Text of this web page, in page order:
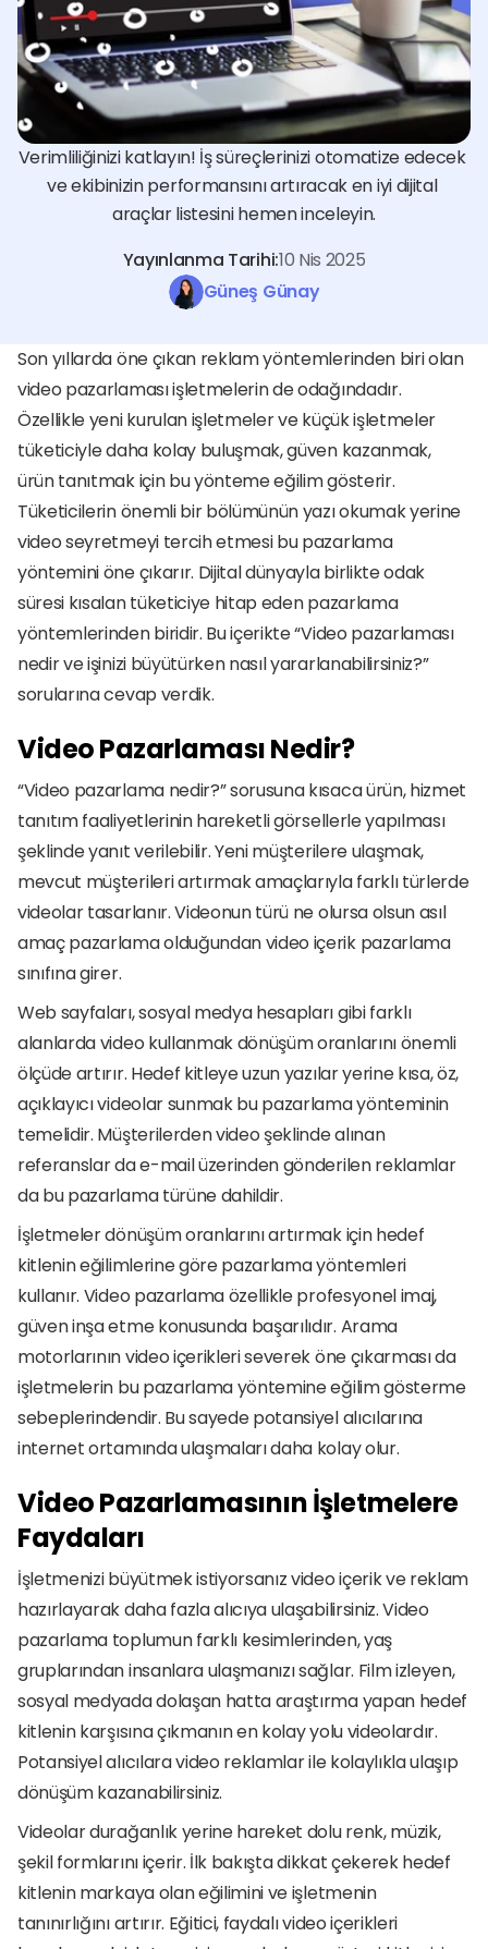
Verimliliğinizi katlayın! İş süreçlerinizi otomatize edecek
ve ekibinizin performansını artıracak en iyi dijital
araçlar listesini hemen inceleyin.
Yayınlanma Tarihi:10 Nis 2025
Güneş Günay
Son yıllarda öne çıkan reklam yöntemlerinden biri olan
video pazarlaması işletmelerin de odağındadır.
Özellikle yeni kurulan işletmeler ve küçük işletmeler
tüketiciyle daha kolay buluşmak, güven kazanmak,
ürün tanıtmak için bu yönteme eğilim gösterir.
Tüketicilerin önemli bir bölümünün yazı okumak yerine
video seyretmeyi tercih etmesi bu pazarlama
yöntemini öne çıkarır. Dijital dünyayla birlikte odak
süresi kısalan tüketiciye hitap eden pazarlama
yöntemlerinden biridir. Bu içerikte “Video pazarlaması
nedir ve işinizi büyütürken nasıl yararlanabilirsiniz?”
sorularına cevap verdik.
Video Pazarlaması Nedir?
“Video pazarlama nedir?” sorusuna kısaca ürün, hizmet
tanıtım faaliyetlerinin hareketli görsellerle yapılması
şeklinde yanıt verilebilir. Yeni müşterilere ulaşmak,
mevcut müşterileri artırmak amaçlarıyla farklı türlerde
videolar tasarlanır. Videonun türü ne olursa olsun asıl
amaç pazarlama olduğundan video içerik pazarlama
sınıfına girer.
Web sayfaları, sosyal medya hesapları gibi farklı
alanlarda video kullanmak dönüşüm oranlarını önemli
ölçüde artırır. Hedef kitleye uzun yazılar yerine kısa, öz,
açıklayıcı videolar sunmak bu pazarlama yönteminin
temelidir. Müşterilerden video şeklinde alınan
referanslar da e-mail üzerinden gönderilen reklamlar
da bu pazarlama türüne dahildir.
İşletmeler dönüşüm oranlarını artırmak için hedef
kitlenin eğilimlerine göre pazarlama yöntemleri
kullanır. Video pazarlama özellikle profesyonel imaj,
güven inşa etme konusunda başarılıdır. Arama
motorlarının video içerikleri severek öne çıkarması da
işletmelerin bu pazarlama yöntemine eğilim gösterme
sebeplerindendir. Bu sayede potansiyel alıcılarına
internet ortamında ulaşmaları daha kolay olur.
Video Pazarlamasının İşletmelere
Faydaları
İşletmenizi büyütmek istiyorsanız video içerik ve reklam
hazırlayarak daha fazla alıcıya ulaşabilirsiniz. Video
pazarlama toplumun farklı kesimlerinden, yaş
gruplarından insanlara ulaşmanızı sağlar. Film izleyen,
sosyal medyada dolaşan hatta araştırma yapan hedef
kitlenin karşısına çıkmanın en kolay yolu videolardır.
Potansiyel alıcılara video reklamlar ile kolaylıkla ulaşıp
dönüşüm kazanabilirsiniz.
Videolar durağanlık yerine hareket dolu renk, müzik,
şekil formlarını içerir. İlk bakışta dikkat çekerek hedef
kitlenin markaya olan eğilimini ve işletmenin
tanınırlığını artırır. Eğitici, faydalı video içerikleri